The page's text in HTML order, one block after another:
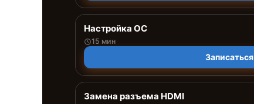
Настройка ОС
15 мин
Записаться
Замена разъема HDMI